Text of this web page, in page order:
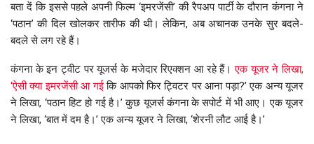
बता दें कि इससे पहले अपनी फिल्म ‘इमरजेंसी’ की रैपअप पार्टी के दौरान कंगना ने
‘पठान’ की दिल खोलकर तारीफ की थी। लेकिन, अब अचानक उनके सुर बदले-
बदले से लग रहे हैं।
कंगना के इन ट्वीट पर यूजर्स के मजेदार रिएक्शन आ रहे हैं। एक यूजर ने लिखा,
‘ऐसी क्या इमरजेंसी आ गईकि आपको फिर ट्विटर पर आना पड़ा?’ एक अन्य यूजर
ने लिखा, ‘पठान हिट हो गई है।’ कुछ यूजर्स कंगना के सपोर्ट में भी आए। एक यूजर
ने लिखा, ‘बात में दम है।’ एक अन्य यूजर ने लिखा, ‘शेरनी लौट आई है।’